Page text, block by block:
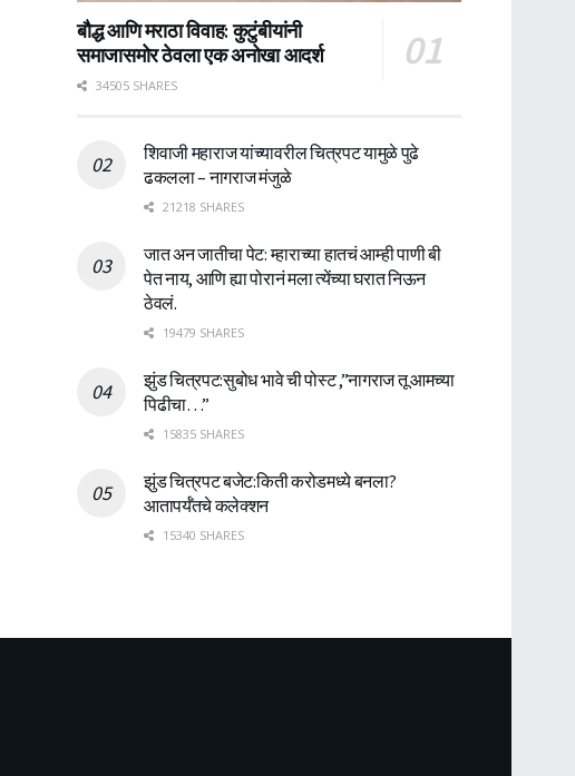
बौद्ध आणि मराठा विवाह: कुटुंबीयांनी
समाजासमोर ठेवला एक अनोखा आदर्श
34505 SHARES
शिवाजी महाराज यांच्यावरील चित्रपट यामुळे पुढे
ढकलला – नागराज मंजुळे
21218 SHARES
जात अन जातीचा पेट: म्हाराच्या हातचं आम्ही पाणी बी
पेत नाय, आणि ह्या पोरानं मला त्येंच्या घरात निऊन
ठेवलं.
19479 SHARES
झुंड चित्रपट:सुबोध भावे ची पोस्ट ,”नागराज तू आमच्या
पिढीचा…”
15835 SHARES
झुंड चित्रपट बजेट:किती करोडमध्ये बनला?
आतापर्यँतचे कलेक्शन
15340 SHARES